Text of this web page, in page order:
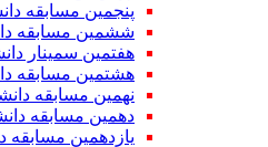
پنجمین مسابقه
ششمین مسابقه
هفتمین سمینار
هشتمین مسابقه
نهمین مسابقه
دهمین مسابقه
یازدهمین مسابقه